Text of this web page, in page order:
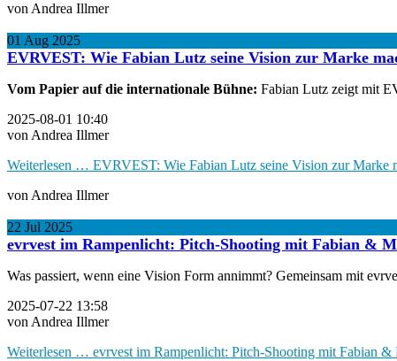
von Andrea Illmer
01 Aug 2025
EVRVEST: Wie Fabian Lutz seine Vision zur Marke
Vom Papier auf die internationale Bühne: Fabian Lutz zeigt mit
2025-08-01 10:40
von Andrea Illmer
Weiterlesen … EVRVEST: Wie Fabian Lutz seine Vision zur Marke
von Andrea Illmer
22 Jul 2025
evrvest im Rampenlicht: Pitch-Shooting mit Fabian &
Was passiert, wenn eine Vision Form annimmt? Gemeinsam mit
2025-07-22 13:58
von Andrea Illmer
Weiterlesen … evrvest im Rampenlicht: Pitch-Shooting mit Fabian